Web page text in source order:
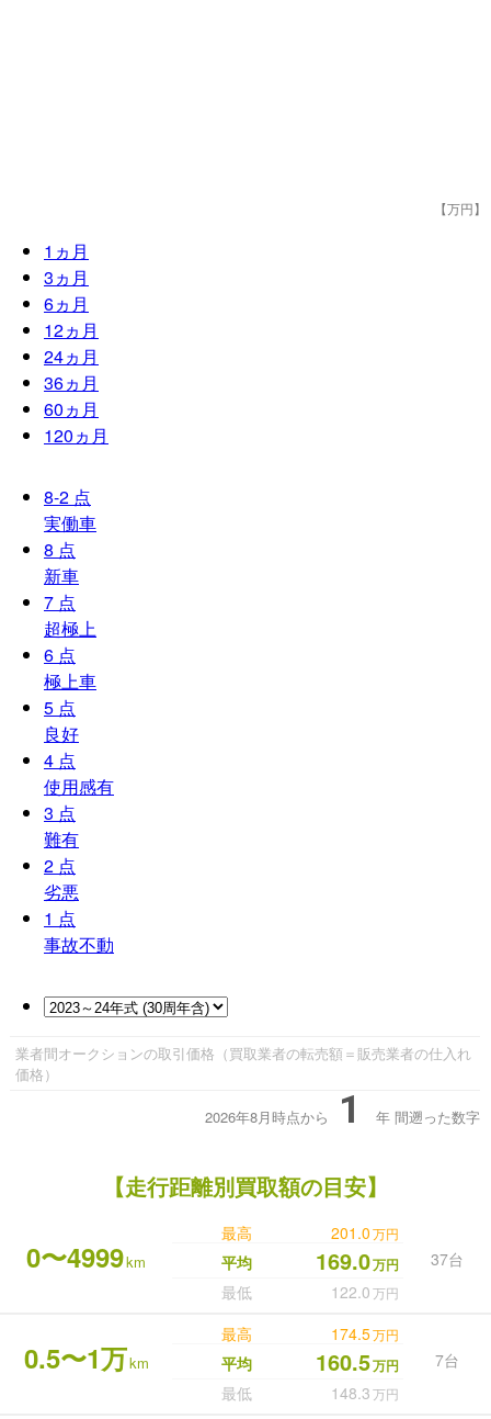
【万円】
1 ヵ月
3ヵ月
6ヵ月
12ヵ月
24ヵ月
36ヵ月
60ヵ月
120ヵ月
8-2 点
実働車
8 点
新車
7 点
超極上
6 点
極上車
5 点
良好
4 点
使用感有
3 点
難有
2 点
劣悪
1 点
事故不動
業者間オークションの取引価格（買取業者の転売額＝販売業者の仕入れ
価格）
2026年8月時点から 1 年 間遡った数字
【走行距離別買取額の目安】
0〜4999km
最高 201.0万円
37台
平均 169.0万円
最低 122.0万円
0.5〜1万km
最高 174.5万円
7台
平均 160.5万円
最低 148.3万円